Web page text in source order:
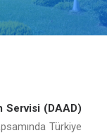
Servisi (DAAD)
Türkiye